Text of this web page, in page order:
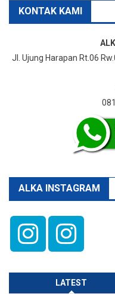
KONTAK KAMI
Jl. Ujung Harapan Rt.06
ALKA INSTAGRAM
LATEST